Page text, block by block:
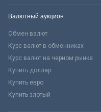
Валютный аукцион
Обмен валют
Курс валют в обменниках
Курс валют на черном рынке
Купить доллар
Купить евро
Купить злотый